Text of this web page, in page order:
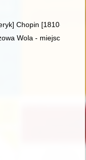
Chopin [1810-1849].
Fryderyka
Wola - miejsce